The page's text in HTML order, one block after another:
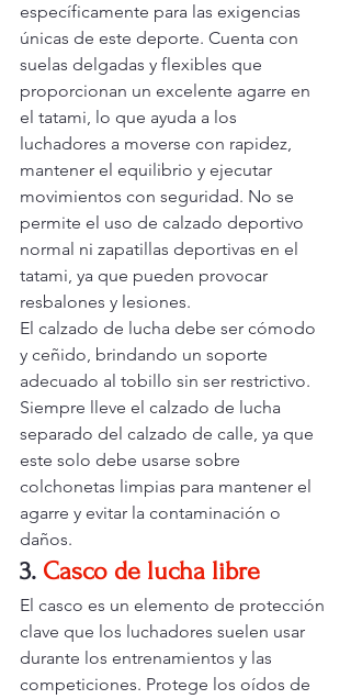
específicamente para las exigencias
únicas de este deporte. Cuenta con
suelas delgadas y flexibles que
proporcionan un excelente agarre en
el tatami, lo que ayuda a los
luchadores a moverse con rapidez,
mantener el equilibrio y ejecutar
movimientos con seguridad. No se
permite el uso de calzado deportivo
normal ni zapatillas deportivas en el
tatami, ya que pueden provocar
resbalones y lesiones.
El calzado de lucha debe ser cómodo
y ceñido, brindando un soporte
adecuado al tobillo sin ser restrictivo.
Siempre lleve el calzado de lucha
separado del calzado de calle, ya que
este solo debe usarse sobre
colchonetas limpias para mantener el
agarre y evitar la contaminación o
daños.
3. Casco de lucha libre
El casco es un elemento de protección
clave que los luchadores suelen usar
durante los entrenamientos y las
competiciones. Protege los oídos de